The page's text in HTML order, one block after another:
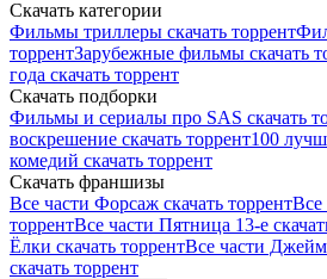
Скачать категории
Фильмы триллеры скачать торрент
торрентЗарубежные фильмы скачать
года скачать торрент
Скачать подборки
Фильмы и сериалы про SAS скачать
воскрешение скачать торрент100
комедий скачать торрент
Скачать франшизы
Все части Форсаж скачать торрентВсе
торрентВсе части Пятница 13-е
Ёлки скачать торрентВсе части
скачать торрент